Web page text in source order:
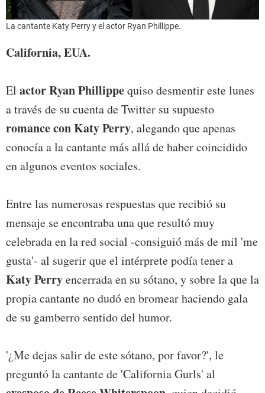
La cantante Katy Perry y el actor Ryan Phillippe.
California, EUA.
El actor Ryan Phillippequiso desmentir este lunes
a través de su cuenta de Twitter su supuesto
romance con Katy Perry, alegando que apenas
conocía a la cantante más allá de haber coincidido
en algunos eventos sociales.
Entre las numerosas respuestas que recibió su
mensaje se encontraba una que resultó muy
celebrada en la red social -consiguió más de mil 'me
gusta'- al sugerir que el intérprete podía tener a
Katy Perryencerrada en su sótano, y sobre la que la
propia cantante no dudó en bromear haciendo gala
de su gamberro sentido del humor.
'¿Me dejas salir de este sótano, por favor?', le
preguntó la cantante de 'California Gurls' al